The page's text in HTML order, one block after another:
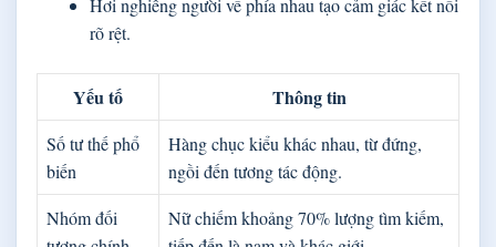
Hơi nghiêng người về phía nhau tạo cảm giác kết nối
rõ rệt.
Yếu tố Thông tin
Số tư thế phổ
biến
Hàng chục kiểu khác nhau, từ đứng,
ngồi đến tương tác động.
Nhóm đối
Nữ chiếm khoảng 70% lượng tìm kiếm,